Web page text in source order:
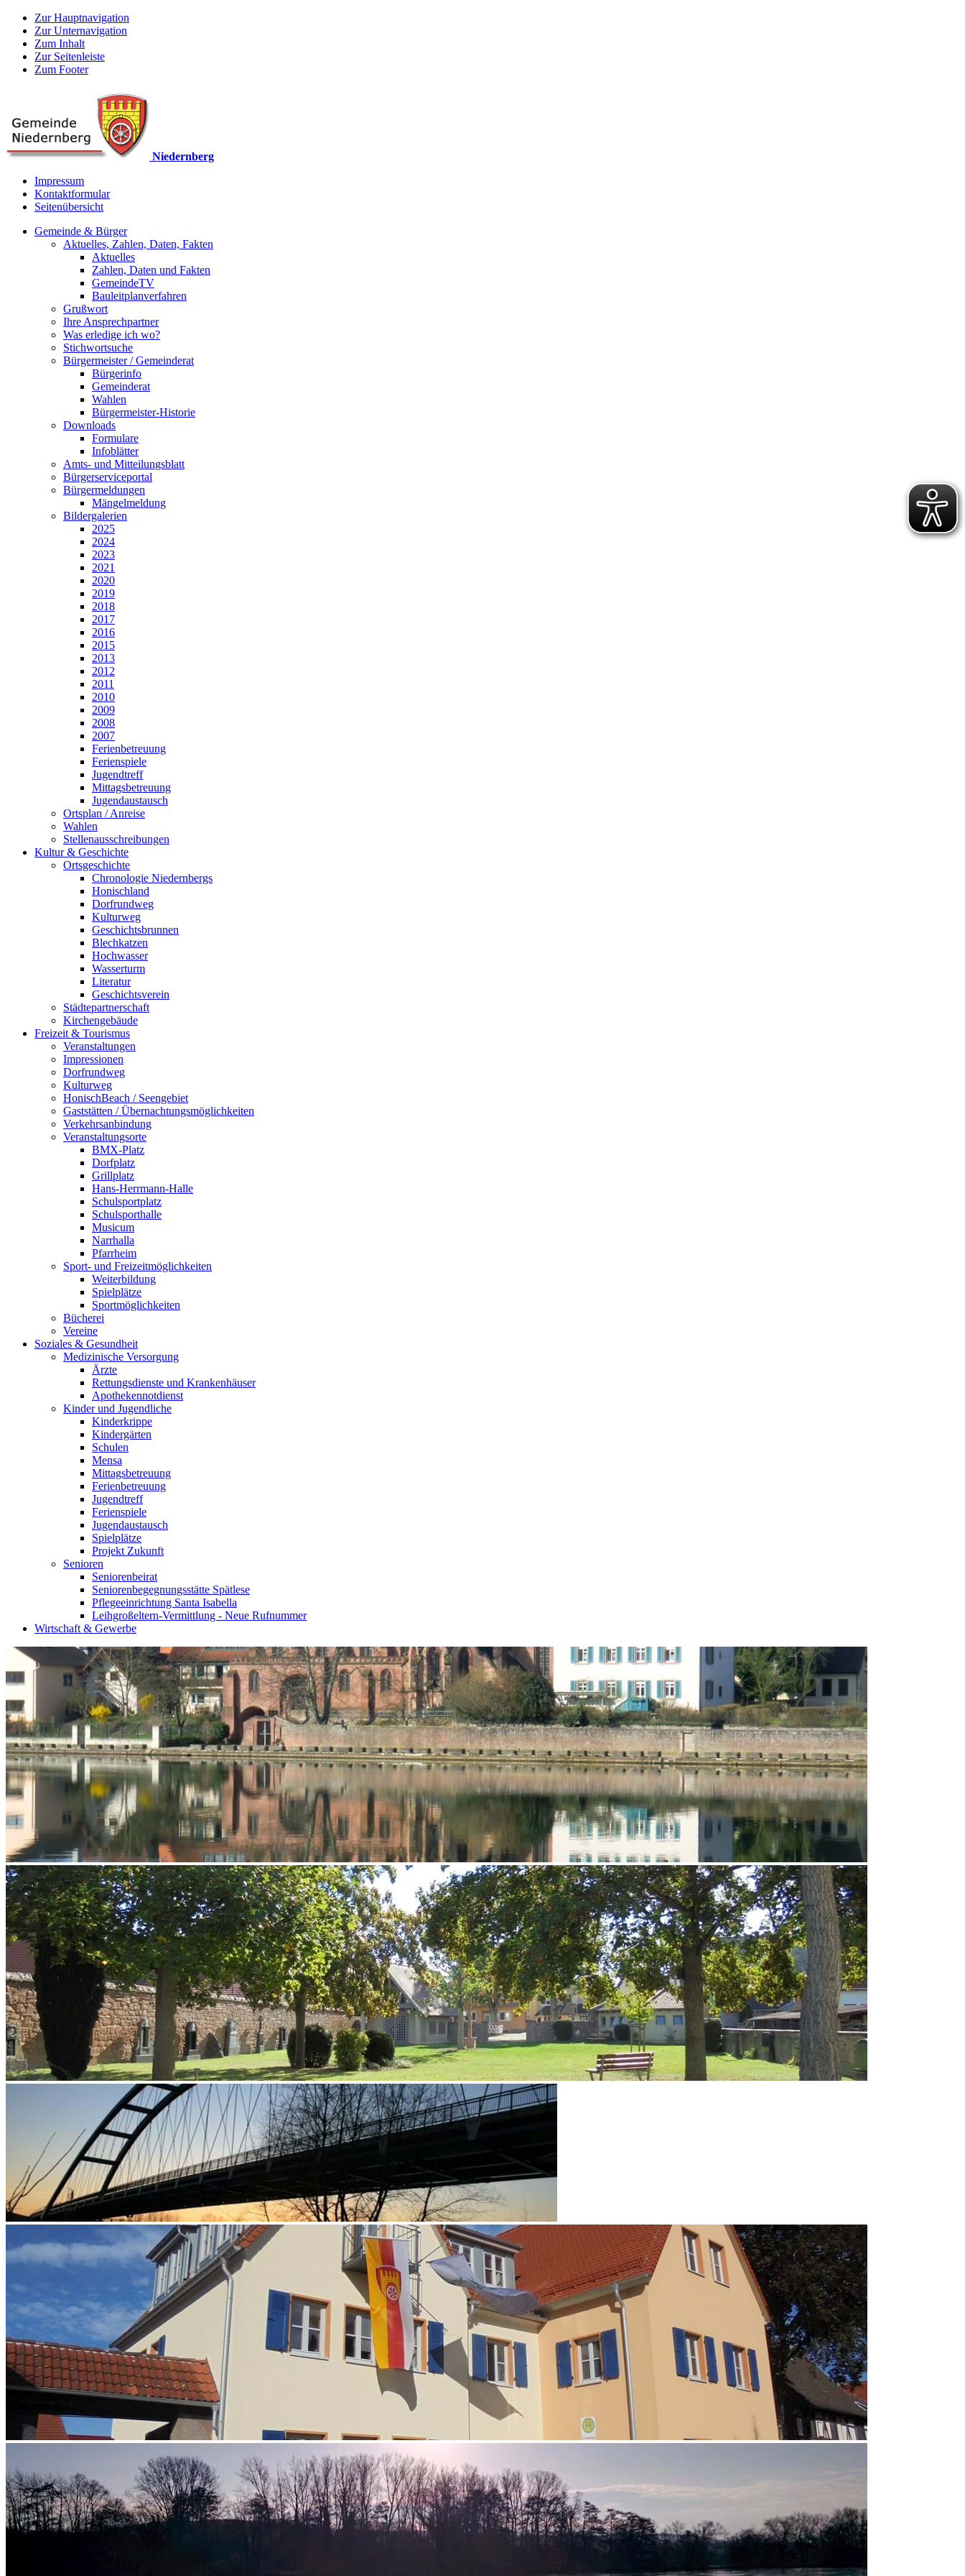
Zur Hauptnavigation
Zur Unternavigation
Zum Inhalt
Zur Seitenleiste
Zum Footer
Niedernberg
Impressum
Kontaktformular
Seitenübersicht
Gemeinde & Bürger
Aktuelles, Zahlen, Daten, Fakten
Aktuelles
Zahlen, Daten und Fakten
GemeindeTV
Bauleitplanverfahren
Grußwort
Ihre Ansprechpartner
Was erledige ich wo?
Stichwortsuche
Bürgermeister / Gemeinderat
Bürgerinfo
Gemeinderat
Wahlen
Bürgermeister-Historie
Downloads
Formulare
Infoblätter
Amts- und Mitteilungsblatt
Bürgerserviceportal
Bürgermeldungen
Mängelmeldung
Bildergalerien
2025
2024
2023
2021
2020
2019
2018
2017
2016
2015
2013
2012
2011
2010
2009
2008
2007
Ferienbetreuung
Ferienspiele
Jugendtreff
Mittagsbetreuung
Jugendaustausch
Ortsplan / Anreise
Wahlen
Stellenausschreibungen
Kultur & Geschichte
Ortsgeschichte
Chronologie Niedernbergs
Honischland
Dorfrundweg
Kulturweg
Geschichtsbrunnen
Blechkatzen
Hochwasser
Wasserturm
Literatur
Geschichtsverein
Städtepartnerschaft
Kirchengebäude
Freizeit & Tourismus
Veranstaltungen
Impressionen
Dorfrundweg
Kulturweg
HonischBeach / Seengebiet
Gaststätten / Übernachtungsmöglichkeiten
Verkehrsanbindung
Veranstaltungsorte
BMX-Platz
Dorfplatz
Grillplatz
Hans-Herrmann-Halle
Schulsportplatz
Schulsporthalle
Musicum
Narrhalla
Pfarrheim
Sport- und Freizeitmöglichkeiten
Weiterbildung
Spielplätze
Sportmöglichkeiten
Bücherei
Vereine
Soziales & Gesundheit
Medizinische Versorgung
Ärzte
Rettungsdienste und Krankenhäuser
Apothekennotdienst
Kinder und Jugendliche
Kinderkrippe
Kindergärten
Schulen
Mensa
Mittagsbetreuung
Ferienbetreuung
Jugendtreff
Ferienspiele
Jugendaustausch
Spielplätze
Projekt Zukunft
Senioren
Seniorenbeirat
Seniorenbegegnungsstätte Spätlese
Pflegeeinrichtung Santa Isabella
Leihgroßeltern-Vermittlung - Neue Rufnummer
Wirtschaft & Gewerbe